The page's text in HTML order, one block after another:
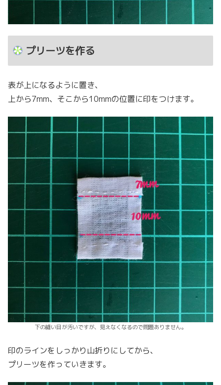
プリーツを作る
表が上になるように置き、
上から7mm、そこから10mmの位置に印をつけます。
下の縫い目が汚いですが、見えなくなるので問題ありません。
印のラインをしっかり山折りにしてから、
プリーツを作っていきます。